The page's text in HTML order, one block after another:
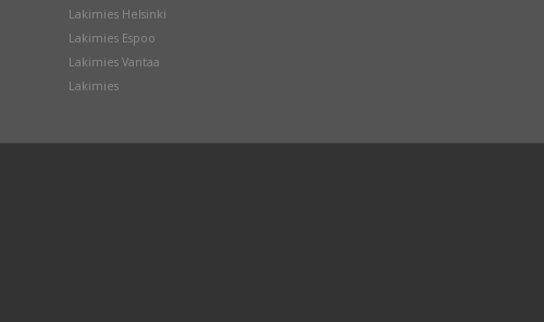
Lakimies Helsinki
Lakimies Espoo
Lakimies Vantaa
Lakimies